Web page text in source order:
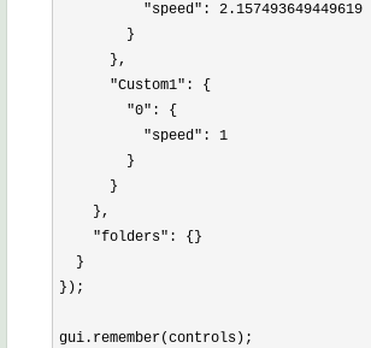
"speed": 2.157493649449619
        }
      },
"Custom1" : {
"0" : {
"speed": 1
        }
      }
    },
"folders" : {}
  }
});
gui.remember(controls);